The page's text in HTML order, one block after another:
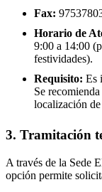
Fax:
Horario de
9:00 a 14:00
festividades).
Requisito: Es
Se
localización de
3. Tramitación
A través de la Sede
opción permite